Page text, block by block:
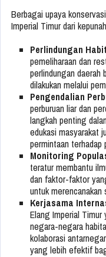
Berbagai upaya
Imperial Timur dari
Perlindungan
pemeliharaan dan
perlindungan daerah
dilakukan melalui
Pengendalian
perburuan liar dan
langkah penting
edukasi masyarakat
permintaan terhadap
Monitoring
teratur membantu
dan faktor-faktor
untuk
Kerjasama
Elang Imperial Timur
negara-negara
kolaborasi
yang lebih efektif